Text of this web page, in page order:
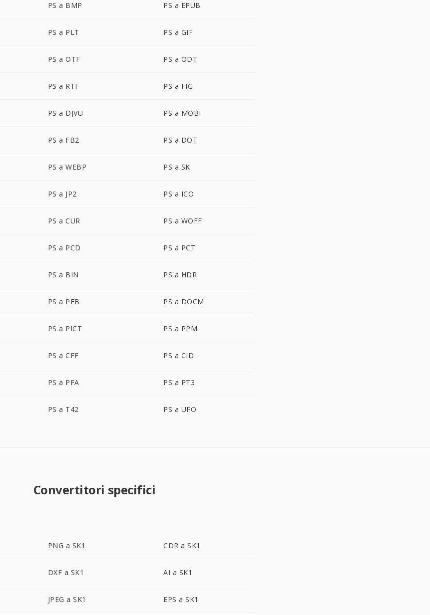
PS a BMP PS a EPUB
PS a PLT PS a GIF
PS a OTF PS a ODT
PS a RTF PS a FIG
PS a DJVU PS a MOBI
PS a FB2 PS a DOT
PS a WEBP PS a SK
PS a JP2 PS a ICO
PS a CUR PS a WOFF
PS a PCD PS a PCT
PS a BIN PS a HDR
PS a PFB PS a DOCM
PS a PICT PS a PPM
PS a CFF PS a CID
PS a PFA PS a PT3
PS a T42 PS a UFO
Convertitori specifici
PNG a SK1 CDR a SK1
DXF a SK1 AI a SK1
JPEG a SK1 EPS a SK1